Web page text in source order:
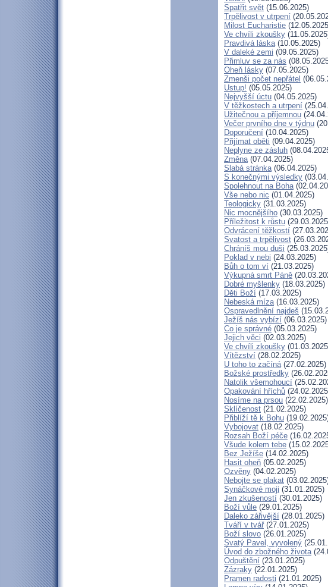
Spatřit svět (15.06.2025)
Trpělivost v utrpení
Milost Eucharistie
Ve chvíli zkoušky
Pravdivá láska(10.05.2025)
V daleké zemi (09.05.2025)
Přimluv se za nás
Oheň lásky (07.05.2025)
Zmenši počet nepřátel
Ustup! (05.05.2025)
Nejvyšší úctu (04.05.2025)
V těžkostech a utrpení
Užitečnou a příjemnou
Večer prvního dne v týdnu
Doporučení (10.04.2025)
Přijímat oběti (09.04.2025)
Neplyne ze zásluh
Změna(07.04.2025)
Slabá stránka(06.04.2025)
S konečnými výsledky
Spolehnout na Boha
Vše nebo nic (01.04.2025)
Teologicky (31.03.2025)
Nic mocnějšího (30.03.2025)
Příležitost k růstu
Odvrácení těžkostí
Svatost a trpělivost
Chráníš mou duši
Poklad v nebi (24.03.2025)
Bůh o tom ví (21.03.2025)
Výkupná smrt Páně
Dobré myšlenky (18.03.2025)
Děti Boží (17.03.2025)
Nebeská míza(16.03.2025)
Ospravedlnění najdeš
Ježíš nás vybízí (06.03.2025)
Co je správné (05.03.2025)
Jejich věci (02.03.2025)
Ve chvíli zkoušky
Vítězství (28.02.2025)
U toho to začíná(27.02.2025)
Božské prostředky
Natolik všemohoucí
Opakování hříchů
Nosíme na prsou (22.02.2025)
Sklíčenost (21.02.2025)
Přiblíží tě k Bohu
Vybojovat (18.02.2025)
Rozsah Boží péče
Všude kolem tebe
Bez Ježíše (14.02.2025)
Hasit oheň (05.02.2025)
Ozvěny (04.02.2025)
Nebojte se plakat
Synáčkové moji (31.01.2025)
Jen zkušeností (30.01.2025)
Boží vůle (29.01.2025)
Daleko zářivější (28.01.2025)
Tváří v tvář(27.01.2025)
Boží slovo (26.01.2025)
Svatý Pavel, vyvolený
Úvod do zbožného života
Odpuštění (23.01.2025)
Zázraky (22.01.2025)
Pramen radosti (21.01.2025)